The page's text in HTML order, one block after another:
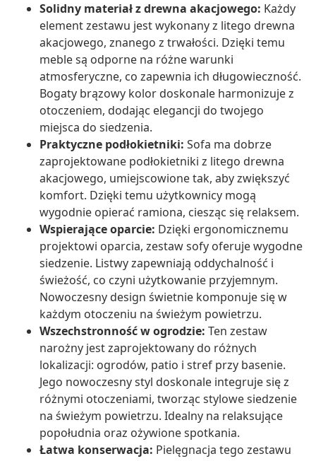
Solidny materiał z drewna akacjowego: Każdy
element zestawu jest wykonany z litego drewna
akacjowego, znanego z trwałości. Dzięki temu
meble są odporne na różne warunki
atmosferyczne, co zapewnia ich długowieczność.
Bogaty brązowy kolor doskonale harmonizuje z
otoczeniem, dodając elegancji do twojego
miejsca do siedzenia.
Praktyczne podłokietniki: Sofa ma dobrze
zaprojektowane podłokietniki z litego drewna
akacjowego, umiejscowione tak, aby zwiększyć
komfort. Dzięki temu użytkownicy mogą
wygodnie opierać ramiona, ciesząc się relaksem.
Wspierające oparcie: Dzięki ergonomicznemu
projektowi oparcia, zestaw sofy oferuje wygodne
siedzenie. Listwy zapewniają oddychalność i
świeżość, co czyni użytkowanie przyjemnym.
Nowoczesny design świetnie komponuje się w
każdym otoczeniu na świeżym powietrzu.
Wszechstronność w ogrodzie: Ten zestaw
narożny jest zaprojektowany do różnych
lokalizacji: ogrodów, patio i stref przy basenie.
Jego nowoczesny styl doskonale integruje się z
różnymi otoczeniami, tworząc stylowe siedzenie
na świeżym powietrzu. Idealny na relaksujące
popołudnia oraz ożywione spotkania.
Łatwa konserwacja: Pielęgnacja tego zestawu